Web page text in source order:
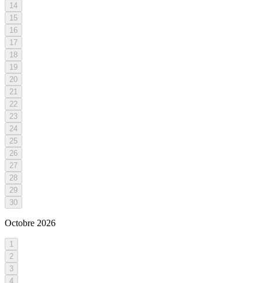
14
15
16
17
18
19
20
21
22
23
24
25
26
27
28
29
30
Octobre 2026
1
2
3
4